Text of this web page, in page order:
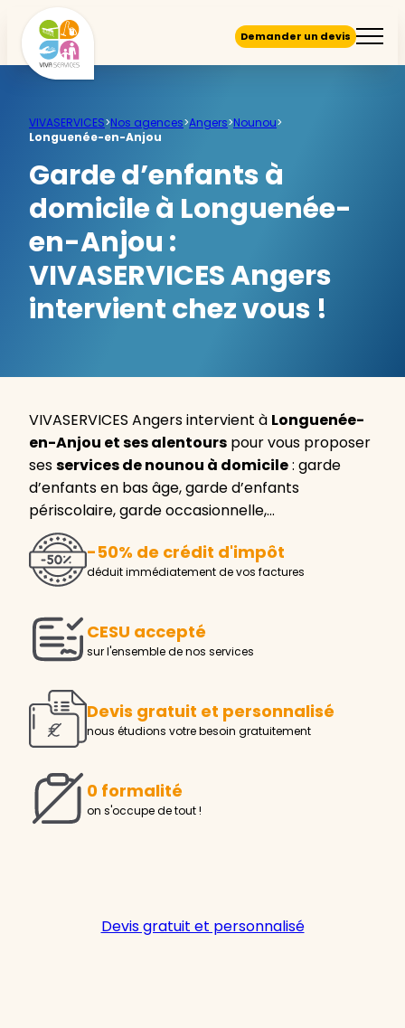
Demander un devis
VIVASERVICES>Nos agences>Angers>Nounou>
Longuenée-en-Anjou
Garde d’enfants à
domicile à Longuenée-
en-Anjou :
VIVASERVICES Angers
intervient chez vous !
VIVASERVICES Angers intervient à Longuenée-
en-Anjou et ses alentours pour vous proposer
sesservices de nounou à domicile: garde
d’enfants en bas âge, garde d’enfants
périscolaire, garde occasionnelle,…
-50% de crédit d'impôt
déduit immédiatement de vos factures
CESU accepté
sur l'ensemble de nos services
Devis gratuit et personnalisé
nous étudions votre besoin gratuitement
0 formalité
on s'occupe de tout !
Devis gratuit et personnalisé